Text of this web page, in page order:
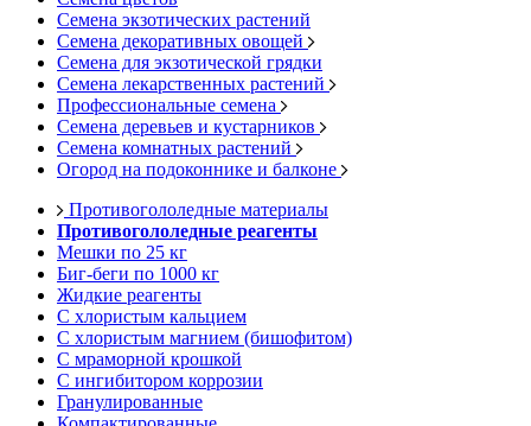
Семена экзотических растений
Семена декоративных овощей
Семена для экзотической грядки
Семена лекарственных растений
Профессиональные семена
Семена деревьев и кустарников
Семена комнатных растений
Огород на подоконнике и балконе
Противогололедные материалы
Противогололедные реагенты
Мешки по 25 кг
Биг-беги по 1000 кг
Жидкие реагенты
С хлористым кальцием
С хлористым магнием (бишофитом)
С мраморной крошкой
С ингибитором коррозии
Гранулированные